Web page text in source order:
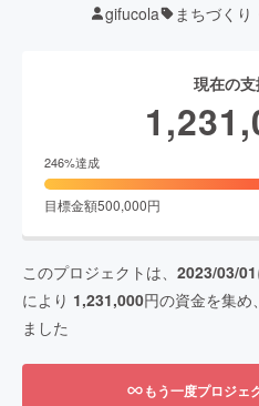
gifucola まちづく
現在の
246%達成
目標金額500,000円
このプロジェクトは、 2023/03/01
により 1,231,000円の資金を集め
ました
もう一度プロジェ